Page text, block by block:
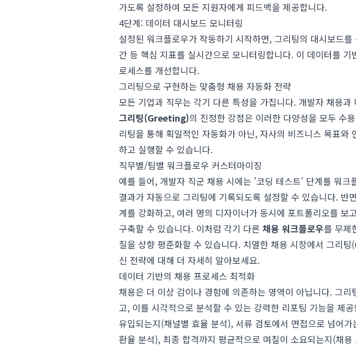
가도록 설정하여 모든 지원자에게 피드백을 제공합니다.
4단계: 데이터 대시보드 모니터링
설정된 워크플로우가 작동하기 시작하면, 그리팅의 대시보드
간 등 핵심 지표를 실시간으로 모니터링합니다. 이 데이터를
로세스를 개선합니다.
그리팅으로 구현하는 맞춤형 채용 자동화 전략
모든 기업과 직무는 각기 다른 특성을 가집니다. 개발자 채용
그리팅(Greeting)의 진정한 강점은 이러한 다양성을 모두 수
리팅을 통해 획일적인 자동화가 아닌, 자사의 비즈니스 목표와
하고 실행할 수 있습니다.
직무별/팀별 워크플로우 커스터마이징
예를 들어, 개발자 직군 채용 시에는 '코딩 테스트' 단계를 워
결과가 자동으로 그리팅에 기록되도록 설정할 수 있습니다.
계를 강화하고, 여러 명의 디자이너가 동시에 포트폴리오를 보
구축할 수 있습니다. 이처럼 각기 다른 채용 워크플로우를 무제
질을 상향 평준화할 수 있습니다. 치열한 채용 시장에서 그리
신 전략에 대해 더 자세히 알아보세요.
데이터 기반의 채용 프로세스 최적화
채용은 더 이상 감이나 경험에 의존하는 영역이 아닙니다. 그
고, 이를 시각적으로 분석할 수 있는 강력한 리포팅 기능을 제
유입되는지(채널별 효율 분석), 서류 검토에서 면접으로 넘어
환율 분석), 최종 합격까지 평균적으로 며칠이 소요되는지(채